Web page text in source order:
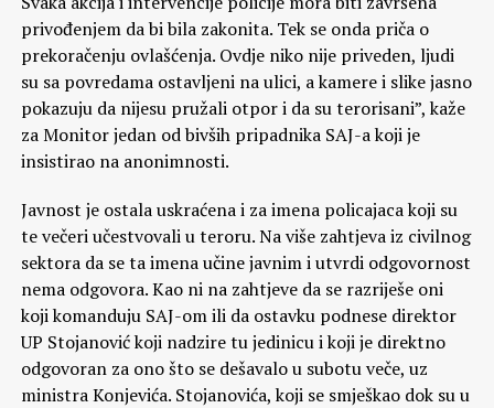
privođenjem da bi bila zakonita. Tek se onda priča o
prekoračenju ovlašćenja. Ovdje niko nije priveden, ljudi
su sa povredama ostavljeni na ulici, a kamere i slike jasno
pokazuju da nijesu pružali otpor i da su terorisani”, kaže
za Monitor jedan od bivših pripadnika SAJ-a koji je
insistirao na anonimnosti.
Javnost je ostala uskraćena i za imena policajaca koji su
te večeri učestvovali u teroru. Na više zahtjeva iz civilnog
sektora da se ta imena učine javnim i utvrdi odgovornost
nema odgovora. Kao ni na zahtjeve da se razriješe oni
koji komanduju SAJ-om ili da ostavku podnese direktor
UP Stojanović koji nadzire tu jedinicu i koji je direktno
odgovoran za ono što se dešavalo u subotu veče, uz
ministra Konjevića. Stojanovića, koji se smješkao dok su u